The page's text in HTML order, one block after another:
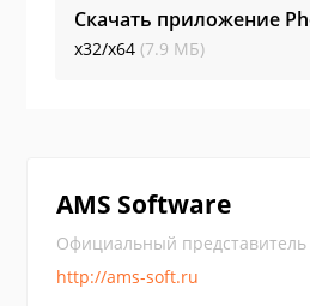
Скачать приложение
x32/x64 (7.9 МБ)
AMS Software
Официальный представитель
http://ams-soft.ru